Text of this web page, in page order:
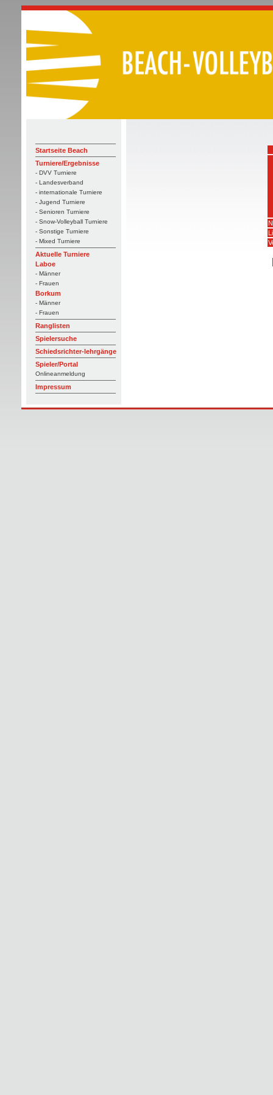
Startseite Beach
Turniere/Ergebnisse
- DVV Turniere
- Landesverband
- internationale Turniere
- Jugend Turniere
- Senioren Turniere
- Snow-Volleyball Turniere
- Sonstige Turniere
- Mixed Turniere
Aktuelle Turniere
Laboe
- Männer
- Frauen
Borkum
- Männer
- Frauen
Ranglisten
Spielersuche
Schiedsrichter-lehrgänge
Spieler/Portal
Onlineanmeldung
Impressum